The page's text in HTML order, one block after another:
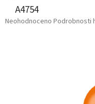
A4754
Průměrné
Neohodnoceno Podrobnosti